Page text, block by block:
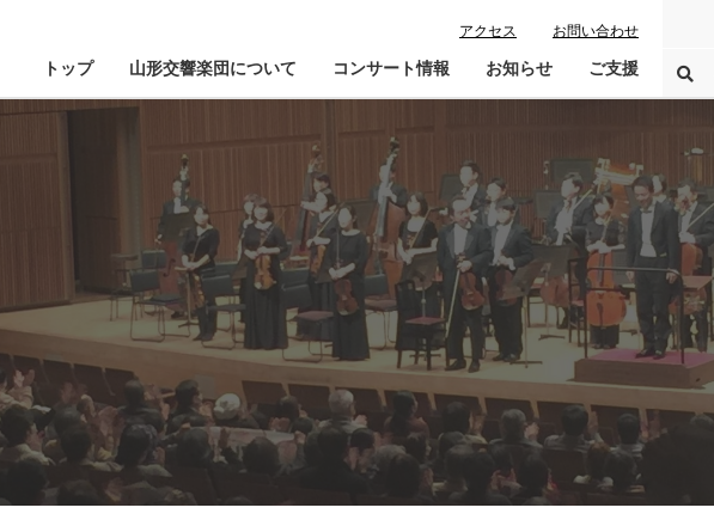
アクセス お問い合わせ
トップ 山形交響楽団について
山響が目指すもの
指揮者・楽団員紹介
山響アマデウスコア
山響の教育・地域交流
動画で見る山響
団体情報
コンサート情報
チケット購入ガイド
鑑賞会員入会
定期演奏会アーカイブ
お知らせ ご支援
寄付控除について